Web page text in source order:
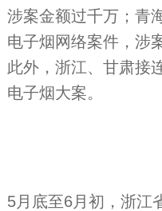
涉案金额过千万；青
电子烟网络案件，涉
此外，浙江、甘肃接
电子烟大案。
5月底至6月初，浙江